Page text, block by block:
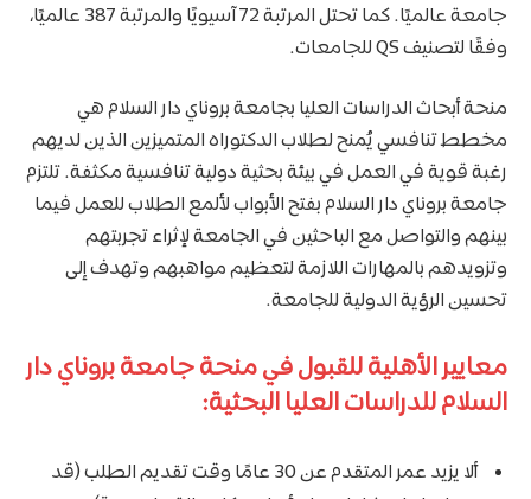
جامعة عالميًا. كما تحتل المرتبة 72 آسيويًا والمرتبة 387 عالميًا،
وفقًا لتصنيف QS للجامعات.
منحة أبحاث الدراسات العليا بجامعة بروناي دار السلام هي
مخطط تنافسي يُمنح لطلاب الدكتوراه المتميزين الذين لديهم
رغبة قوية في العمل في بيئة بحثية دولية تنافسية مكثفة. تلتزم
جامعة بروناي دار السلام بفتح الأبواب لألمع الطلاب للعمل فيما
بينهم والتواصل مع الباحثين في الجامعة لإثراء تجربتهم
وتزويدهم بالمهارات اللازمة لتعظيم مواهبهم وتهدف إلى
تحسين الرؤية الدولية للجامعة.
معايير الأهلية للقبول في منحة جامعة بروناي دار
السلام للدراسات العليا البحثية:
ألا يزيد عمر المتقدم عن 30 عامًا وقت تقديم الطلب (قد